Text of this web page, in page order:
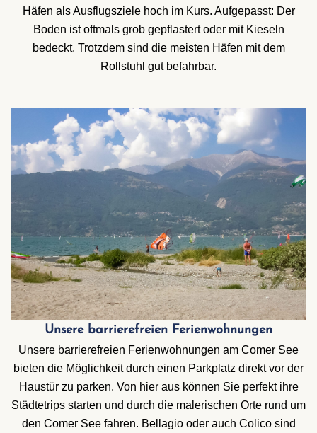
Häfen als Ausflugsziele hoch im Kurs. Aufgepasst: Der
Boden ist oftmals grob gepflastert oder mit Kieseln
bedeckt. Trotzdem sind die meisten Häfen mit dem
Rollstuhl gut befahrbar.
Unsere barrierefreien Ferienwohnungen
Unsere barrierefreien Ferienwohnungen am Comer See
bieten die Möglichkeit durch einen Parkplatz direkt vor der
Haustür zu parken. Von hier aus können Sie perfekt ihre
Städtetrips starten und durch die malerischen Orte rund um
den Comer See fahren. Bellagiooder auch Colicosind